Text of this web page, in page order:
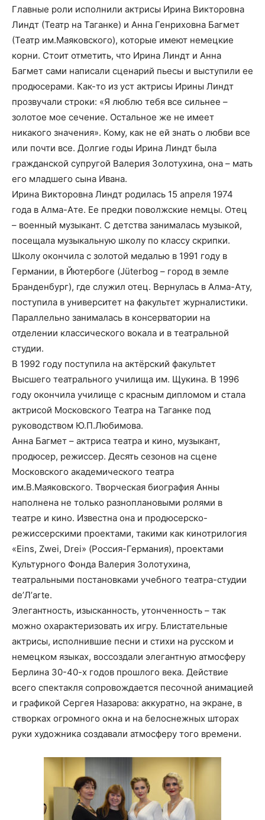
Главные роли исполнили актрисы Ирина Викторовна
Линдт (Театр на Таганке) и Анна Генриховна Багмет
(Театр им.Маяковского), которые имеют немецкие
корни. Стоит отметить, что Ирина Линдт и Анна
Багмет сами написали сценарий пьесы и выступили ее
продюсерами. Как-то из уст актрисы Ирины Линдт
прозвучали строки: «Я люблю тебя все сильнее –
золотое мое сечение. Остальное же не имеет
никакого значения». Кому, как не ей знать о любви все
или почти все. Долгие годы Ирина Линдт была
гражданской супругой Валерия Золотухина, она – мать
его младшего сына Ивана.
Ирина Викторовна Линдт родилась 15 апреля 1974
года в Алма-Ате. Ее предки поволжские немцы. Отец
– военный музыкант. С детства занималась музыкой,
посещала музыкальную школу по классу скрипки.
Школу окончила с золотой медалью в 1991 году в
Германии, в Йютербоге (Jüterbog – город в земле
Бранденбург), где служил отец. Вернулась в Алма-Ату,
поступила в университет на факультет журналистики.
Параллельно занималась в консерватории на
отделении классического вокала и в театральной
студии.
В 1992 году поступила на актёрский факультет
Высшего театрального училища им. Щукина. В 1996
году окончила училище с красным дипломом и стала
актрисой Московского Театра на Таганке под
руководством Ю.П.Любимова.
Анна Багмет – актриса театра и кино, музыкант,
продюсер, режиссер. Десять сезонов на сцене
Московского академического театра
им.В.Маяковского. Творческая биография Анны
наполнена не только разноплановыми ролями в
театре и кино. Известна она и продюсерско-
режиссерскими проектами, такими как кинотрилогия
«Eins, Zwei, Drei» (Россия-Германия), проектами
Культурного Фонда Валерия Золотухина,
театральными постановками учебного театра-студии
de’Л’arte.
Элегантность, изысканность, утонченность – так
можно охарактеризовать их игру. Блистательные
актрисы, исполнившие песни и стихи на русском и
немецком языках, воссоздали элегантную атмосферу
Берлина 30-40-х годов прошлого века. Действие
всего спектакля сопровождается песочной анимацией
и графикой Сергея Назарова: аккуратно, на экране, в
створках огромного окна и на белоснежных шторах
руки художника создавали атмосферу того времени.